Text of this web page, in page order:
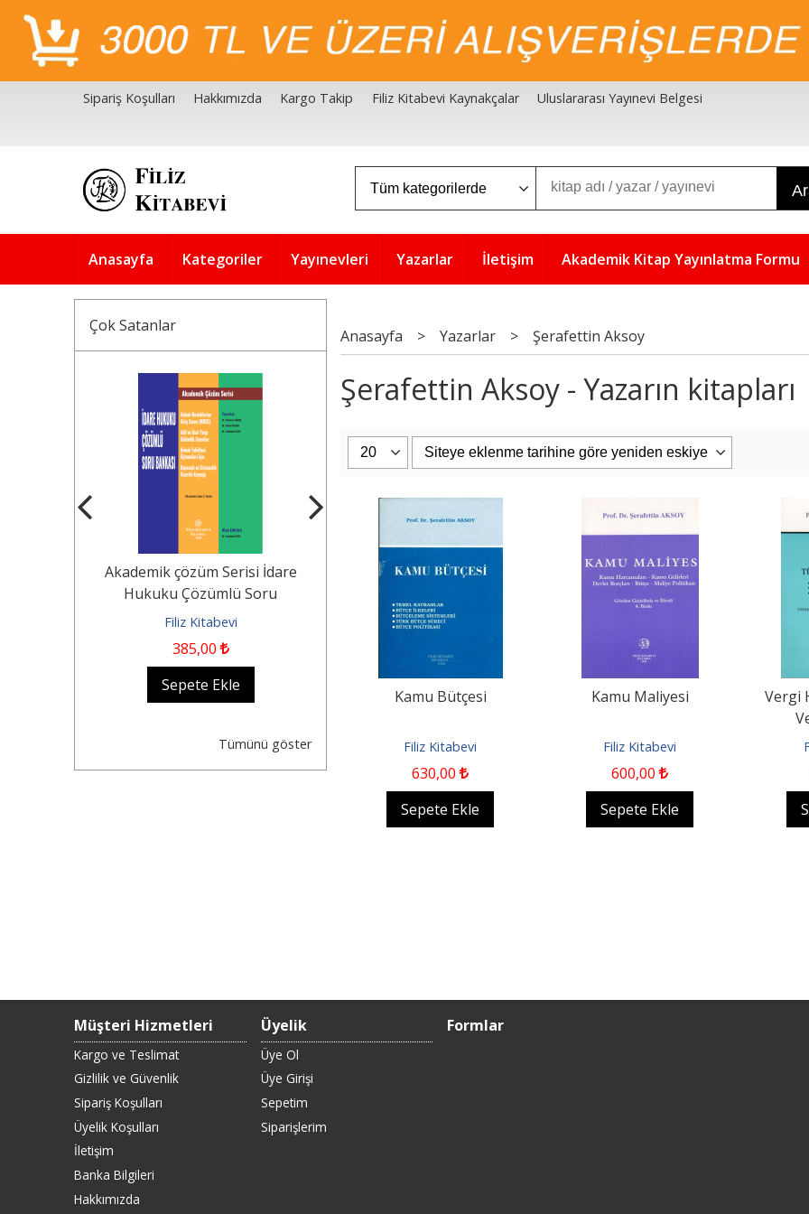
Sipariş Koşulları Hakkımızda Kargo Takip Filiz Kitabevi Kaynakçalar Uluslararası Yayınevi Belgesi
Anasayfa Kategoriler Yayınevleri Yazarlar İletişim Akademik Kitap Yayınlatma Formu
Çok Satanlar
Akademik çözüm Serisi İdare
Hukuku Çözümlü Soru
Bankası Hukuk...
Filiz Kitabevi
385,00
Sepete Ekle
%5
KOCAYUSUFPAŞAOĞLU/HATEMİ/SEROZAN/ARPACI
Borçlar Hukuku Genel Bölüm...
Filiz Kitabevi
Sepete Ekle
%5
Eşya Hukuku 26. Baskı
2.280
Sepete Ekle
Tümünü göster
Anasayfa > Yazarlar > Şerafettin Aksoy
Şerafettin Aksoy - Yazarın kitapları
Kamu Bütçesi
Filiz Kitabevi
630,00
Sepete Ekle
Kamu Maliyesi
Filiz Kitabevi
600,00
Sepete Ekle
Vergi
Müşteri Hizmetleri
Kargo ve Teslimat
Gizlilik ve Güvenlik
Sipariş Koşulları
Üyelik Koşulları
İletişim
Banka Bilgileri
Hakkımızda
Üyelik
Üye Ol
Üye Girişi
Sepetim
Siparişlerim
Formlar